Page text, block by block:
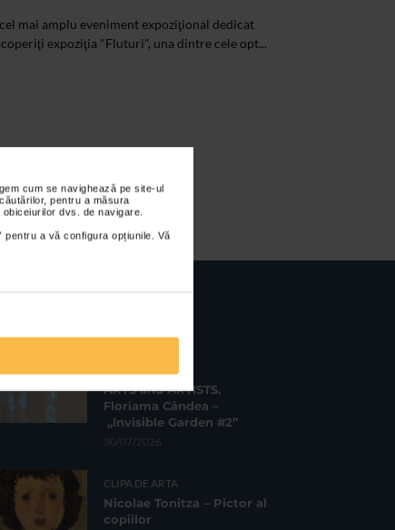
cum se navighează pe site-ul
pentru a măsura
dvs. de navigare.
pentru a vă configura opțiunile. Vă
mai amplu eveniment expoziţional dedicat
expoziţia "Fluturi", una dintre cele opt...
ARTS and ARTISTS.
Floriama Cândea –
„Invisible Garden #2”
30/07/2026
CLIPA DE ARTA
Nicolae Tonitza – Pictor al
copiilor